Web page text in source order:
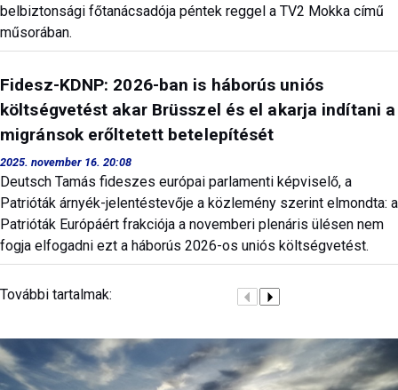
belbiztonsági főtanácsadója péntek reggel a TV2 Mokka című
műsorában.
Fidesz-KDNP: 2026-ban is háborús uniós
költségvetést akar Brüsszel és el akarja indítani a
migránsok erőltetett betelepítését
2025. november 16. 20:08
Deutsch Tamás fideszes európai parlamenti képviselő, a
Patrióták árnyék-jelentéstevője a közlemény szerint elmondta: a
Patrióták Európáért frakciója a novemberi plenáris ülésen nem
fogja elfogadni ezt a háborús 2026-os uniós költségvetést.
További tartalmak: